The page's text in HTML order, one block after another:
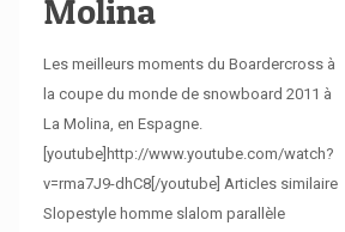
Molina
Les meilleurs moments du Boardercross à
la coupe du monde de snowboard 2011 à
La Molina, en Espagne.
[youtube]http://www.youtube.com/watch?
v=rma7J9-dhC8[/youtube] Articles similaire
Slopestyle homme slalom parallèle